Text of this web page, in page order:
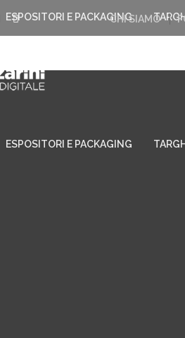
CHI SIAMO
ESPOSITORI E PACKAGING
ESPOSITORI E PACKAGING